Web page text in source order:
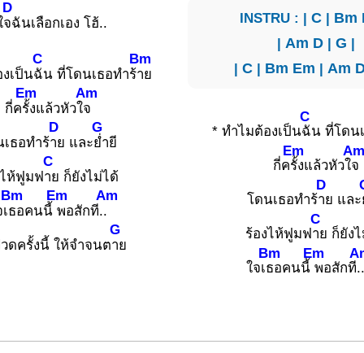
D
จฉันเลือกเอง โฮ้..
เป็น
C
ฉัน ที่โดนเธอทำร้
Bm
าย
กี่ค
Em
รั้งแล้วหัวใ
Am
จ
ธอทำร้
D
าย และ
G
ย่ำยี
ห้ฟูมฟ
C
าย ก็ยังไม่ได้
Bm
ธอคนนี้
Em
พอสักที.
Am
.
ดครั้งนี้ ให้จำจนต
G
าย
INSTRU : | C| Bm
| Am D| G |
|C | Bm Em | Am
* ทำไมต้องเป็น
C
ฉัน ที่โดน
กี่ค
Em
รั้งแล้วหัวใจ
โดนเธอทำร้
D
าย และ
ร้องไห้ฟูมฟ
C
าย ก็ยัง
ใจเ
Bm
ธอคนนี้
Em
พอสักที